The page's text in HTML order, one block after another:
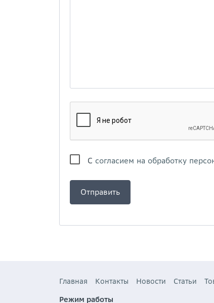
С согласием на обработку
Главная Контакты Новости Статьи
Режим работы